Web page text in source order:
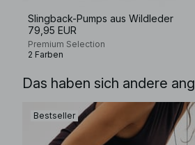
Slingback-Pumps aus Wildleder
79,95 EUR
Premium Selection
2 Farben
Das haben sich andere
Bestseller